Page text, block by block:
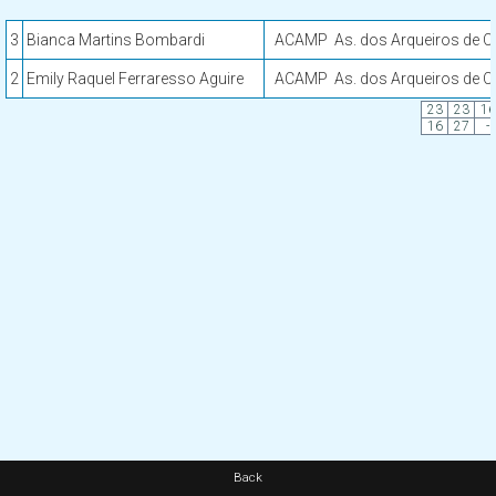
3 Bianca Martins Bombardi ACAMP As. dos Arqueiros de
2 Emily Raquel Ferraresso Aguire ACAMP As. dos Arqueiros de
23 23
16
16
27 -
Back